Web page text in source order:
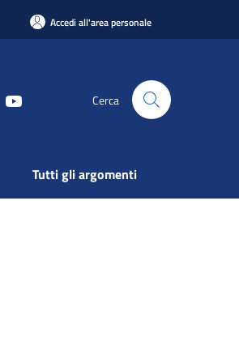
Accedi all'area personale
Cerca
Tutti gli argomenti